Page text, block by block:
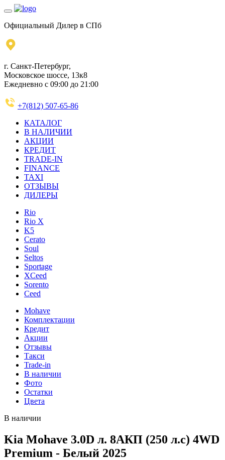
Официальный Дилер в СПб
г. Санкт-Петербург,
Московское шоссе, 13к8
Ежедневно с 09:00 до 21:00
+7(812) 507-65-86
КАТАЛОГ
В НАЛИЧИИ
АКЦИИ
КРЕДИТ
TRADE-IN
FINANCE
TAXI
ОТЗЫВЫ
ДИЛЕРЫ
Rio
Rio X
K5
Cerato
Soul
Seltos
Sportage
XCeed
Sorento
Ceed
Mohave
Комплектации
Кредит
Акции
Отзывы
Такси
Trade-in
В наличии
Фото
Остатки
Цвета
В наличии
Kia Mohave 3.0D л. 8AКП (250 л.с) 4WD
Premium - Белый 2025